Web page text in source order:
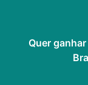
Quer